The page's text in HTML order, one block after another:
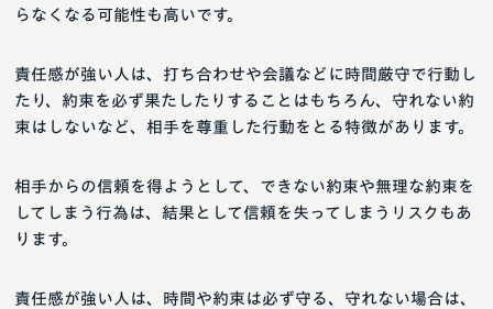
らなくなる可能性も高いです。
責任感が強い人は、打ち合わせや会議などに時間厳守で行動し
たり、約束を必ず果たしたりすることはもちろん、守れない約
束はしないなど、相手を尊重した行動をとる特徴があります。
相手からの信頼を得ようとして、できない約束や無理な約束を
してしまう行為は、結果として信頼を失ってしまうリスクもあ
ります。
責任感が強い人は、時間や約束は必ず守る、守れない場合は、